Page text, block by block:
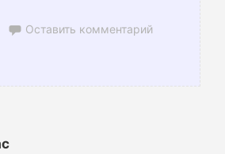
Оставить комментарий